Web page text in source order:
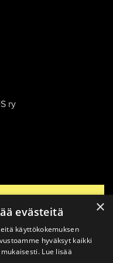
ry
×
evästeitä
käyttökokemuksen
hyväksyt kaikki
Lue lisää